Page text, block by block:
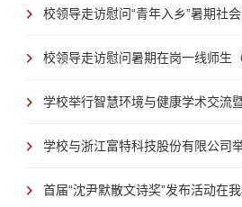
校领导走访慰问“青年入乡”暑期社会
校领导走访慰问暑期在岗一线师生（
学校举行智慧环境与健康学术交流
学校与浙江富特科技股份有限公司
首届“沈尹默散文诗奖”发布活动在我